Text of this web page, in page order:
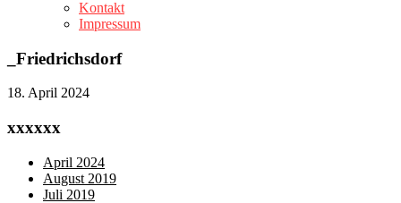
Kontakt
Impressum
_Friedrichsdorf
18. April 2024
xxxxxx
April 2024
August 2019
Juli 2019